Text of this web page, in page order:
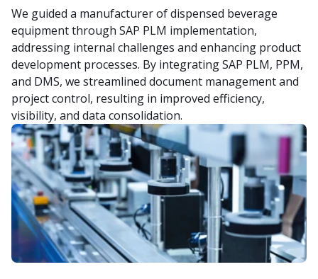
We guided a manufacturer of dispensed beverage
equipment through SAP PLM implementation,
addressing internal challenges and enhancing product
development processes. By integrating SAP PLM, PPM,
and DMS, we streamlined document management and
project control, resulting in improved efficiency,
visibility, and data consolidation.